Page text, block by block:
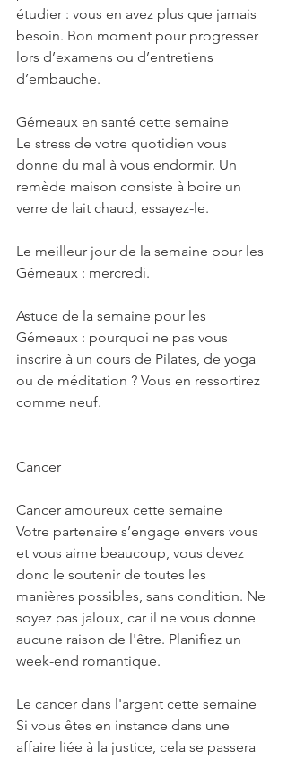
étudier : vous en avez plus que jamais
besoin. Bon moment pour progresser
lors d’examens ou d’entretiens
d’embauche.
Gémeaux en santé cette semaine
Le stress de votre quotidien vous
donne du mal à vous endormir. Un
remède maison consiste à boire un
verre de lait chaud, essayez-le.
Le meilleur jour de la semaine pour les
Gémeaux : mercredi.
Astuce de la semaine pour les
Gémeaux : pourquoi ne pas vous
inscrire à un cours de Pilates, de yoga
ou de méditation ? Vous en ressortirez
comme neuf.
Cancer
Cancer amoureux cette semaine
Votre partenaire s’engage envers vous
et vous aime beaucoup, vous devez
donc le soutenir de toutes les
manières possibles, sans condition. Ne
soyez pas jaloux, car il ne vous donne
aucune raison de l'être. Planifiez un
week-end romantique.
Le cancer dans l'argent cette semaine
Si vous êtes en instance dans une
affaire liée à la justice, cela se passera